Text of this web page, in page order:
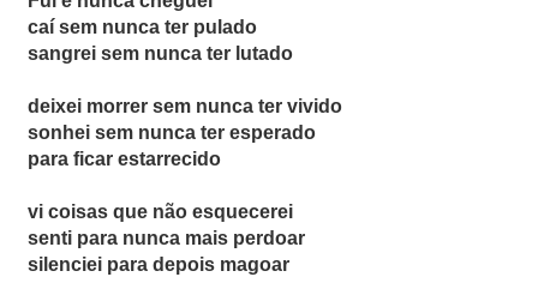
caí sem nunca ter pulado
sangrei sem nunca ter lutado
deixei morrer sem nunca ter vivido
sonhei sem nunca ter esperado
para ficar estarrecido
vi coisas que não esquecerei
senti para nunca mais perdoar
silenciei para depois magoar